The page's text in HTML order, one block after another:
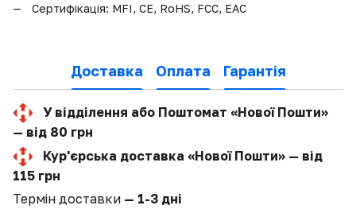
Сертифікація: MFI, CE, RoHS, FCC, EAC
Доставка Оплата Гарантія
У відділення або Поштомат «Нової Пошти»
— від 80 грн
Кур'єрська доставка «Нової Пошти» — від
115 грн
Термін доставки — 1-3 дні